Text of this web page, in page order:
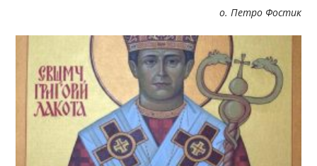
о. Петро Фостик